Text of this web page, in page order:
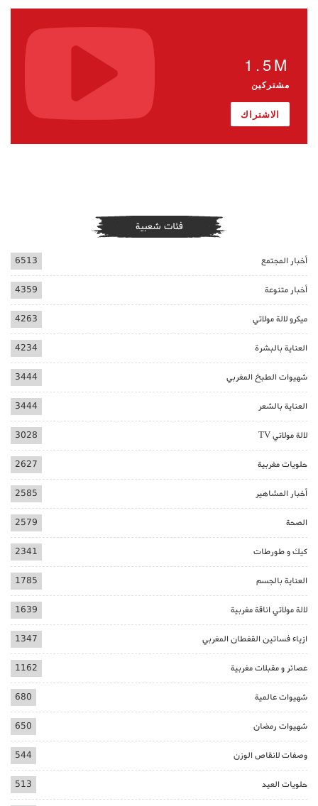
1.5M
مشتركين
الاشتراك
فئات شعبية
أخبار المجتمع 6513
أخبار متنوعة 4359
ميكرو لالة مولاتي 4263
العناية بالبشرة 4234
شهيوات الطبخ المغربي 3444
العناية بالشعر 3444
لالة مولاتي TV 3028
حلويات مغربية 2627
أخبار المشاهير 2585
الصحة 2579
كيك و طورطات 2341
العناية بالجسم 1785
لالة مولاتي اناقة مغربية 1639
ازياء فساتين القفطان المغربي 1347
عصائر و مقبلات مغربية 1162
شهيوات عالمية 680
شهيوات رمضان 650
وصفات لانقاص الوزن 544
حلويات العيد 513